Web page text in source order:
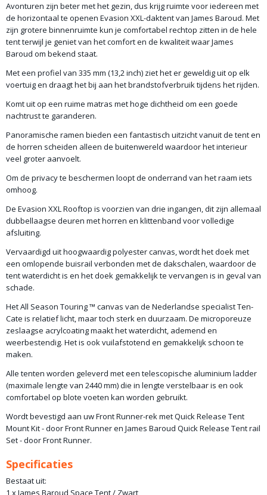
Avonturen zijn beter met het gezin, dus krijg ruimte voor iedereen met
de horizontaal te openen Evasion XXL-daktent van James Baroud. Met
zijn grotere binnenruimte kun je comfortabel rechtop zitten in de hele
tent terwijl je geniet van het comfort en de kwaliteit waar James
Baroud om bekend staat.
Met een profiel van 335 mm (13,2 inch) ziet het er geweldig uit op elk
voertuig en draagt het bij aan het brandstofverbruik tijdens het rijden.
Komt uit op een ruime matras met hoge dichtheid om een goede
nachtrust te garanderen.
Panoramische ramen bieden een fantastisch uitzicht vanuit de tent en
de horren scheiden alleen de buitenwereld waardoor het interieur
veel groter aanvoelt.
Om de privacy te beschermen loopt de onderrand van het raam iets
omhoog.
De Evasion XXL Rooftop is voorzien van drie ingangen, dit zijn allemaal
dubbellaagse deuren met horren en klittenband voor volledige
afsluiting.
Vervaardigd uit hoogwaardig polyester canvas, wordt het doek met
een omlopende buisrail verbonden met de dakschalen, waardoor de
tent waterdicht is en het doek gemakkelijk te vervangen is in geval van
schade.
Het All Season Touring ™ canvas van de Nederlandse specialist Ten-
Cate is relatief licht, maar toch sterk en duurzaam. De microporeuze
zeslaagse acrylcoating maakt het waterdicht, ademend en
weerbestendig. Het is ook vuilafstotend en gemakkelijk schoon te
maken.
Alle tenten worden geleverd met een telescopische aluminium ladder
(maximale lengte van 2440 mm) die in lengte verstelbaar is en ook
comfortabel op blote voeten kan worden gebruikt.
Wordt bevestigd aan uw Front Runner-rek met Quick Release Tent
Mount Kit - door Front Runner en James Baroud Quick Release Tent rail
Set - door Front Runner.
Specificaties
Bestaat uit:
1 x James Baroud Space Tent / Zwart